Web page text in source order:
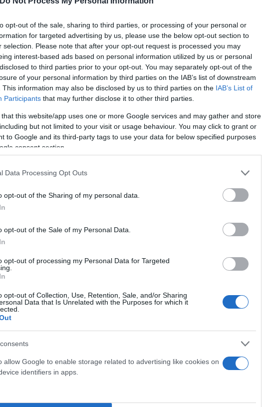
opt-out of the sale, sharing to third parties, or processing of your personal or
for targeted advertising by us, please use the below opt-out section to
selection. Please note that after your opt-out request is processed you may
interest-based ads based on personal information utilized by us or personal
to third parties prior to your opt-out. You may separately opt-out of the
of your personal information by third parties on the IAB’s list of downstream
This information may also be disclosed by us to third parties on the IAB’s List of
Participants that may further disclose it to other third parties.
that this website/app uses one or more Google services and may gather and store
but not limited to your visit or usage behaviour. You may click to grant or
to Google and its third-party tags to use your data for below specified purposes
consent section.
Data Processing Opt Outs
opt-out of the Sharing of my personal data.
opt-out of the Sale of my Personal Data.
opt-out of processing my Personal Data for Targeted
opt-out of Collection, Use, Retention, Sale, and/or Sharing
Data that Is Unrelated with the Purposes for which it
allow Google to enable storage related to advertising like cookies on
identifiers in apps.
στην παρουσίαση του
(video)
Skin dysmorphia: Όταν η εμμονή με το
«τέλειο» δέρμα αποτελεί πρόβλημα